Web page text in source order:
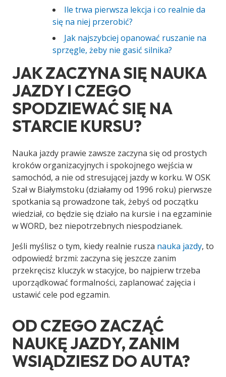
Ile trwa pierwsza lekcja i co realnie da
się na niej przerobić?
Jak najszybciej opanować ruszanie na
sprzęgle, żeby nie gasić silnika?
JAK ZACZYNA SIĘ NAUKA
JAZDY I CZEGO
SPODZIEWAĆ SIĘ NA
STARCIE KURSU?
Nauka jazdy prawie zawsze zaczyna się od prostych
kroków organizacyjnych i spokojnego wejścia w
samochód, a nie od stresującej jazdy w korku. W OSK
Szał w Białymstoku (działamy od 1996 roku) pierwsze
spotkania są prowadzone tak, żebyś od początku
wiedział, co będzie się działo na kursie i na egzaminie
w WORD, bez niepotrzebnych niespodzianek.
Jeśli myślisz o tym, kiedy realnie rusza nauka jazdy, to
odpowiedź brzmi: zaczyna się jeszcze zanim
przekręcisz kluczyk w stacyjce, bo najpierw trzeba
uporządkować formalności, zaplanować zajęcia i
ustawić cele pod egzamin.
OD CZEGO ZACZĄĆ
NAUKĘ JAZDY, ZANIM
WSIĄDZIESZ DO AUTA?